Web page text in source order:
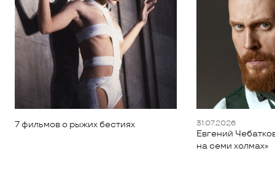
7 фильмов о рыжих бестиях 31.07.2026
Евгений
на семи холмах»